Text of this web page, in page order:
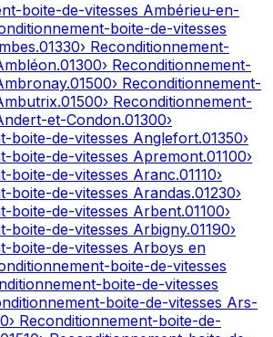
boite-de-vitesses Ambérieu-en-
boite-de-vitesses
.01330› Reconditionnement-
.01300› Reconditionnement-
.01500› Reconditionnement-
.01500› Reconditionnement-
et-Condon.01300›
boite-de-vitesses Anglefort.01350›
boite-de-vitesses Apremont.01100›
boite-de-vitesses Aranc.01110›
boite-de-vitesses Arandas.01230›
boite-de-vitesses Arbent.01100›
boite-de-vitesses Arbigny.01190›
boite-de-vitesses Arboys en
boite-de-vitesses
boite-de-vitesses
boite-de-vitesses Ars-
› Reconditionnement-boite-de-